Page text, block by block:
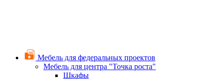
Мебель для федеральных проектов
Мебель для центра "Точка роста"
Шкафы